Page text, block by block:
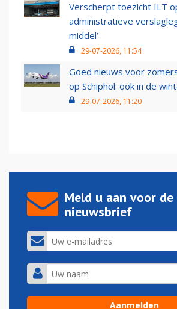
Verscherpt toezicht ILT
administratieve
middel’
29-07-2026, 11:54
Goed nieuws voor
op Schiphol: ook in de
29-07-2026, 11:20
Meld u aan voor de
nieuwsbrief